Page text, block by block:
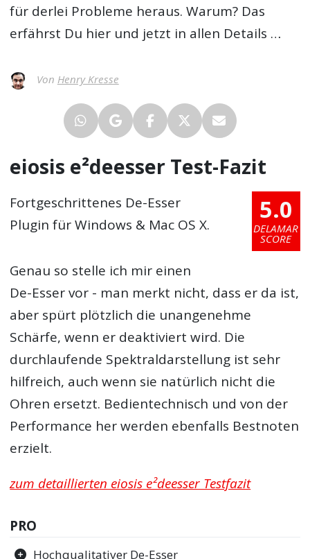
für derlei Probleme heraus. Warum? Das
erfährst Du hier und jetzt in allen Details …
Von Henry Kresse
eiosis e²deesser Test-Fazit
5.0
DELAMAR
SCORE
Fortgeschrittenes De-Esser
Plugin für Windows & Mac OS X.
Genau so stelle ich mir einen
De-Esser vor - man merkt nicht, dass er da ist,
aber spürt plötzlich die unangenehme
Schärfe, wenn er deaktiviert wird. Die
durchlaufende Spektraldarstellung ist sehr
hilfreich, auch wenn sie natürlich nicht die
Ohren ersetzt. Bedientechnisch und von der
Performance her werden ebenfalls Bestnoten
erzielt.
zum detaillierten eiosis e²deesser Testfazit
PRO
Hochqualitativer De-Esser